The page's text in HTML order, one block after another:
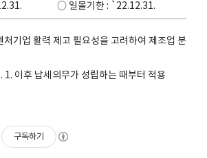
○ 일몰기한 : `22.12.31.
처기업 활력 제고 필요성을 고려하여 제조업 분
1. 이후 납세의무가 성립하는 때부터 적용
구독하기